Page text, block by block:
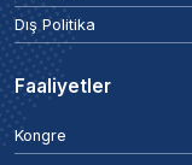
Dış Politika
Faaliyetler
Kongre